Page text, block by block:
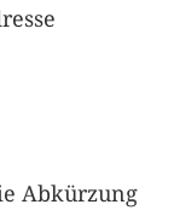
Abkürzung